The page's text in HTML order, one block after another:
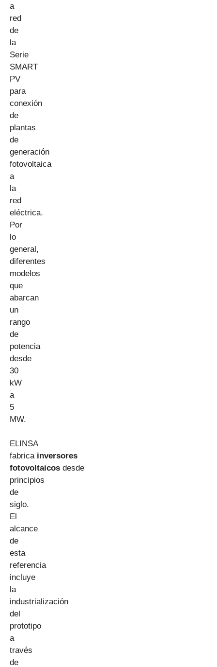
a
red
de
la
Serie
SMART
PV
para
conexión
de
plantas
de
generación
fotovoltaica
a
la
red
eléctrica.
Por
lo
general,
diferentes
modelos
que
abarcan
un
rango
de
potencia
desde
30
kW
a
5
MW.
ELINSA
fabrica inversores
fotovoltaicos desde
principios
de
siglo.
El
alcance
de
esta
referencia
incluye
la
industrialización
del
prototipo
a
través
de